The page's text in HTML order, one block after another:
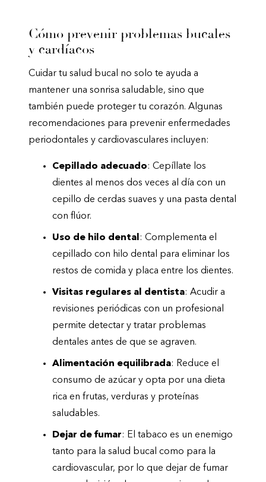
Cómo prevenir problemas bucales
y cardíacos
Cuidar tu salud bucal no solo te ayuda a
mantener una sonrisa saludable, sino que
también puede proteger tu corazón. Algunas
recomendaciones para prevenir enfermedades
periodontales y cardiovasculares incluyen:
Cepillado adecuado: Cepíllate los
dientes al menos dos veces al día con un
cepillo de cerdas suaves y una pasta dental
con flúor.
Uso de hilo dental : Complementa el
cepillado con hilo dental para eliminar los
restos de comida y placa entre los dientes.
Visitas regulares al dentista: Acudir a
revisiones periódicas con un profesional
permite detectar y tratar problemas
dentales antes de que se agraven.
Alimentación equilibrada: Reduce el
consumo de azúcar y opta por una dieta
rica en frutas, verduras y proteínas
saludables.
Dejar de fumar: El tabaco es un enemigo
tanto para la salud bucal como para la
cardiovascular, por lo que dejar de fumar